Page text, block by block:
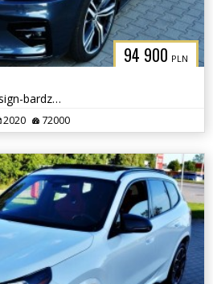
94 900 PLN
Mały przebieg, 4x4, R-Design-bardzo bogate wyposażenie
2020 72000